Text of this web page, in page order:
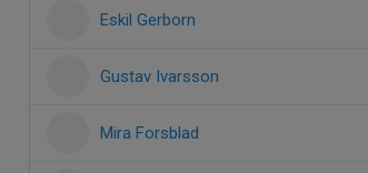
Eskil Gerborn
Gustav Ivarsson
Mira Forsblad